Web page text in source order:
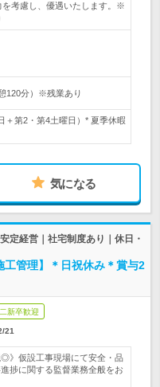
考慮し、優遇いたします。※
120分）※残業あり
＋第2・第4土曜日）* 夏季休暇
気になる
定経営｜社宅制度あり｜休日・
管理】＊日祝休み＊賞与2
新卒歓迎
21
◎》仮設工事現場にて安全・品
捗に関する監督業務全般をお